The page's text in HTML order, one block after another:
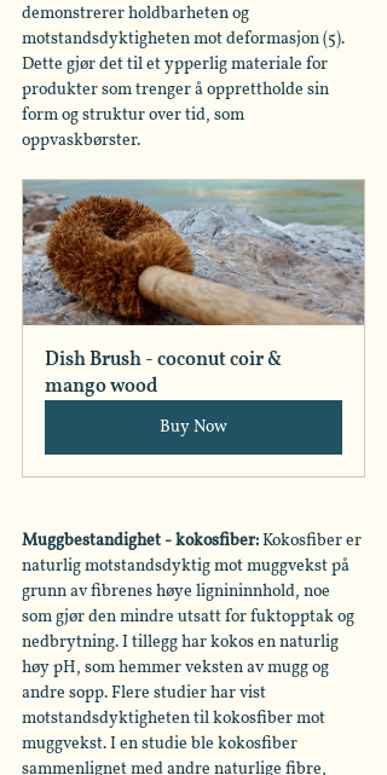
demonstrerer holdbarheten og
motstandsdyktigheten mot deformasjon (5).
Dette gjør det til et ypperlig materiale for
produkter som trenger å opprettholde sin
form og struktur over tid, som
oppvaskbørster.
Dish Brush - coconut coir &
mango wood
Buy Now
Muggbestandighet - kokosfiber: Kokosfiber er
naturlig motstandsdyktig mot muggvekst på
grunn av fibrenes høye lignininnhold, noe
som gjør den mindre utsatt for fuktopptak og
nedbrytning. I tillegg har kokos en naturlig
høy pH, som hemmer veksten av mugg og
andre sopp. Flere studier har vist
motstandsdyktigheten til kokosfiber mot
muggvekst. I en studie ble kokosfiber
sammenlignet med andre naturlige fibre,